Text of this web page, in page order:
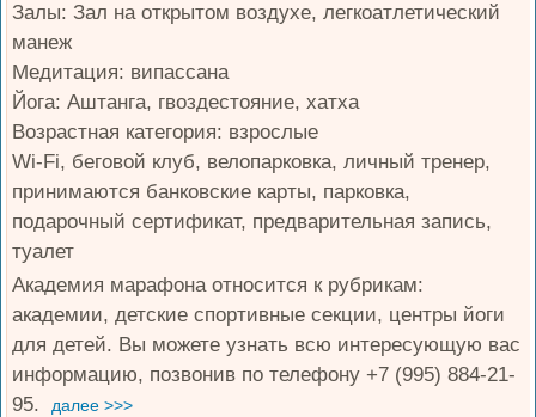
Залы: Зал на открытом воздухе, легкоатлетический
манеж
Медитация: випассана
Йога: Аштанга, гвоздестояние, хатха
Возрастная категория: взрослые
Wi-Fi, беговой клуб, велопарковка, личный тренер,
принимаются банковские карты, парковка,
подарочный сертификат, предварительная запись,
туалет
Академия марафона относится к рубрикам:
академии, детские спортивные секции, центры йоги
для детей. Вы можете узнать всю интересующую вас
информацию, позвонив по телефону +7 (995) 884-21-
95.
далее >>>